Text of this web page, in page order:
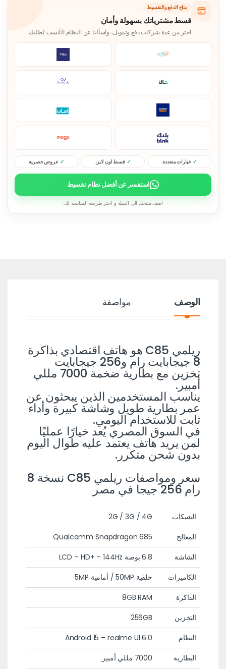
متاح الدفع والتقسيط
قسط مشترياتك بسهولة وأمان
اختر من عدة شركات دفع وتمويل، واسألنا عن النظام الأنسب لطلبك.
خيارات متعددة قسط اون لاين عروض حصرية
استفسر عن أفضل نظام تقسيط
اضف منتجك الى السله و اختر طريقه المناسبه لك.
الوصف مواصفة
ريلمي C85 هو هاتف اقتصادي بذاكرة
8 جيجابايت رام و256 جيجابايت
تخزين مع بطارية ضخمة 7000 مللي
أمبير.
يناسب المستخدمين الذين يبحثون عن
عمر بطارية طويل وشاشة كبيرة وأداء
ثابت للاستخدام اليومي.
في السوق المصري يُعد خيارًا عمليًا
لمن يريد هاتف يعتمد عليه طوال اليوم
بدون شحن متكرر.
سعر ومواصفات ريلمي C85 نسخة 8
رام 256 جيجا في مصر
الشبكات
2G / 3G / 4G
المعالج
Qualcomm Snapdragon 685
الشاشة
6.8 بوصة LCD – HD+ – 144Hz
الكاميرات
خلفية 50MP / أمامية 5MP
الذاكرة
8GB RAM
التخزين
256GB
النظام
Android 15 – realme UI 6.0
البطارية
7000 مللي أمبير